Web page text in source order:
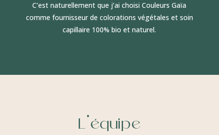
C’est naturellement que j’ai choisi Couleurs Gaïa
comme fournisseur de colorations végétales et soin
capillaire 100% bio et naturel.
L’équipe